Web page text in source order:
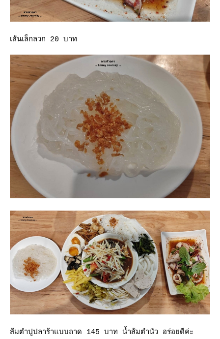
เส้นเล็กลวก 20 บาท
ส้มตำปูปลาร้าแบบถาด 145 บาท น้ำส้มตำนัว อร่อยดีค่ะ